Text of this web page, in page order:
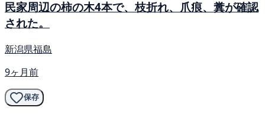
民家周辺の柿の木4本で、枝折れ、爪痕、糞が確認
された。
新潟県福島
9ヶ月前
保存